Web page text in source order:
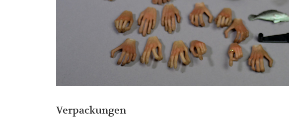
Verpackungen